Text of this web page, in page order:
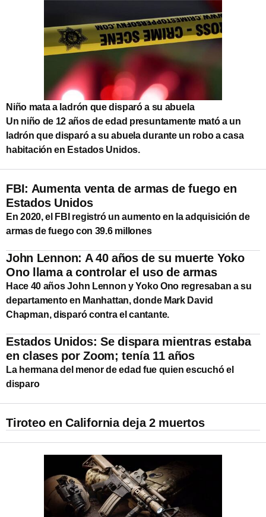
Niño mata a ladrón que disparó a su abuela
Un niño de 12 años de edad presuntamente mató a un
ladrón que disparó a su abuela durante un robo a casa
habitación en Estados Unidos.
FBI: Aumenta venta de armas de fuego en
Estados Unidos
En 2020, el FBI registró un aumento en la adquisición de
armas de fuego con 39.6 millones
John Lennon: A 40 años de su muerte Yoko
Ono llama a controlar el uso de armas
Hace 40 años John Lennon y Yoko Ono regresaban a su
departamento en Manhattan, donde Mark David
Chapman, disparó contra el cantante.
Estados Unidos: Se dispara mientras estaba
en clases por Zoom; tenía 11 años
La hermana del menor de edad fue quien escuchó el
disparo
Tiroteo en California deja 2 muertos